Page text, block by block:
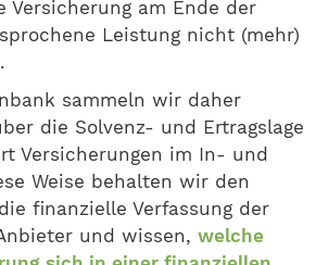
Versicherung am Ende der
Leistung nicht (mehr)
sammeln wir daher
die Solvenz- und Ertragslage
Versicherungen im In- und
Weise behalten wir den
finanzielle Verfassung der
und wissen, welche